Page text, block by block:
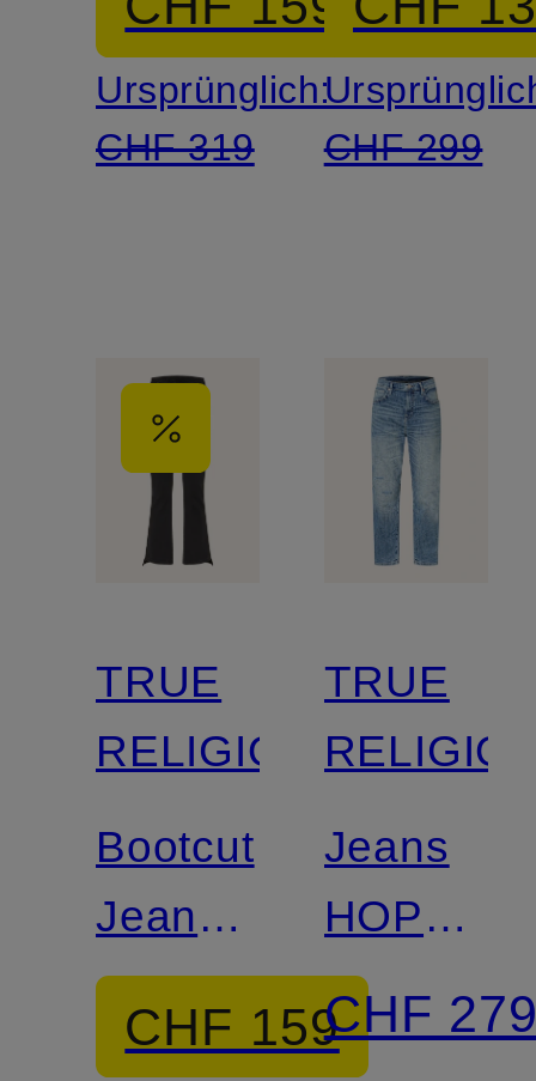
Ursprünglich:
CHF 319
LAUREN
CHF 299
TRUE
RELIGION
Bootcut
Jeans
HALLE
CHF 159
TRUE
Jeans
HOPE
BOW
LEG
CHF